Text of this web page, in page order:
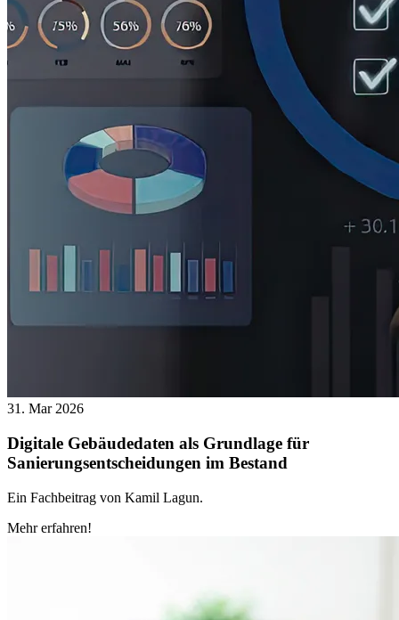
31. Mar 2026
Digitale Gebäudedaten als Grundlage für
Sanierungsentscheidungen im Bestand
Ein Fachbeitrag von Kamil Lagun.
Mehr erfahren!